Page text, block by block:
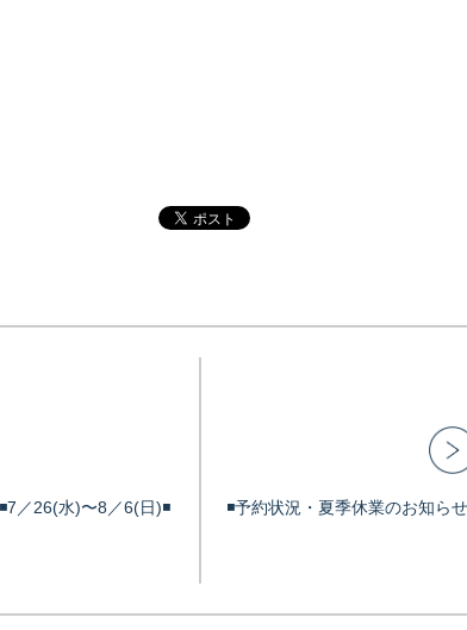
／26(水)〜8／6(日)◾️ ◾️予約状況・夏季休業のお知らせ